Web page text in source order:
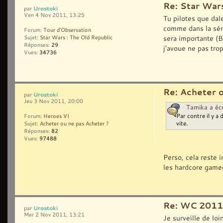
Re: Star
Tu pilotes que
comme dans la
sera importante
j'avoue ne pas
par Urostoki
Ven 4 Nov 2011, 13:25
Forum: Tour d'Observation
Sujet: Star Wars : The Old Republic
Réponses: 29
Vues: 34736
Re: Acheter
Tamika a
Par contre il y a
vite.
Perso, cela reste
les hardcore
par Urostoki
Jeu 3 Nov 2011, 20:00
Forum: Heroes VI
Sujet: Acheter ou ne pas Acheter ?
Réponses: 82
Vues: 97488
Re: WC 2011
Je surveille de
par Urostoki
Mer 2 Nov 2011, 13:21